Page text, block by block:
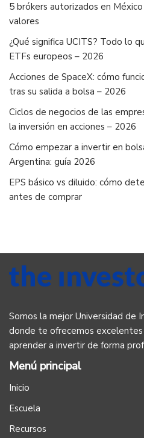
5 brókers autorizados en
valores
¿Qué significa UCITS? Todo lo
ETFs europeos – 2026
Acciones de SpaceX: cómo
tras su salida a bolsa – 2026
Ciclos de negocios de las
la inversión en acciones – 2026
Cómo empezar a invertir en
Argentina: guía 2026
EPS básico vs diluido: cómo
antes de comprar
Somos la mejor Universidad de
donde te ofrecemos excelentes
aprender a invertir de forma
Menú principal
Inicio
Escuela
Recursos